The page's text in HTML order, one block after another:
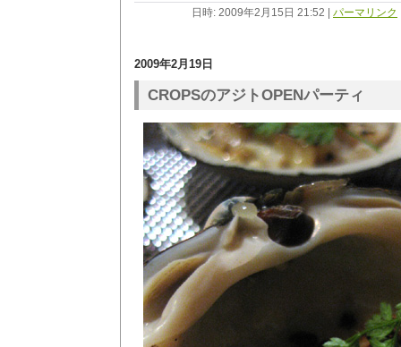
日時: 2009年2月15日 21:52 | パーマリンク
2009年2月19日
CROPSのアジトOPENパーティ